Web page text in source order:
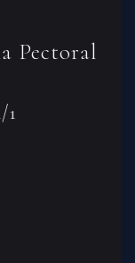
Pectoral
1